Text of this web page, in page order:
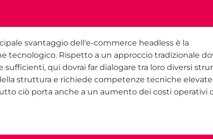
svantaggio dell'e-commerce headless è la
tecnologico. Rispetto a un approccio tradizionale
qui dovrai far dialogare tra loro diversi
struttura e richiede competenze tecniche elevate
ciò porta anche a un aumento dei costi operativi